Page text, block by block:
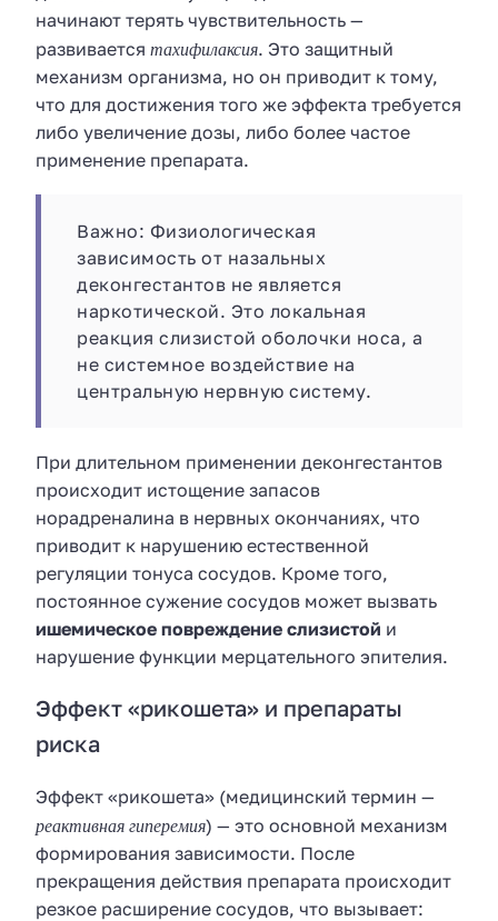
начинают терять чувствительность —
развивается тахифилаксия. Это защитный
механизм организма, но он приводит к тому,
что для достижения того же эффекта требуется
либо увеличение дозы, либо более частое
применение препарата.
Важно: Физиологическая
зависимость от назальных
деконгестантов не является
наркотической. Это локальная
реакция слизистой оболочки носа, а
не системное воздействие на
центральную нервную систему.
При длительном применении деконгестантов
происходит истощение запасов
норадреналина в нервных окончаниях, что
приводит к нарушению естественной
регуляции тонуса сосудов. Кроме того,
постоянное сужение сосудов может вызвать
ишемическое повреждение слизистой и
нарушение функции мерцательного эпителия.
Эффект «рикошета» и препараты
риска
Эффект «рикошета» (медицинский термин —
реактивная гиперемия) — это основной механизм
формирования зависимости. После
прекращения действия препарата происходит
резкое расширение сосудов, что вызывает: